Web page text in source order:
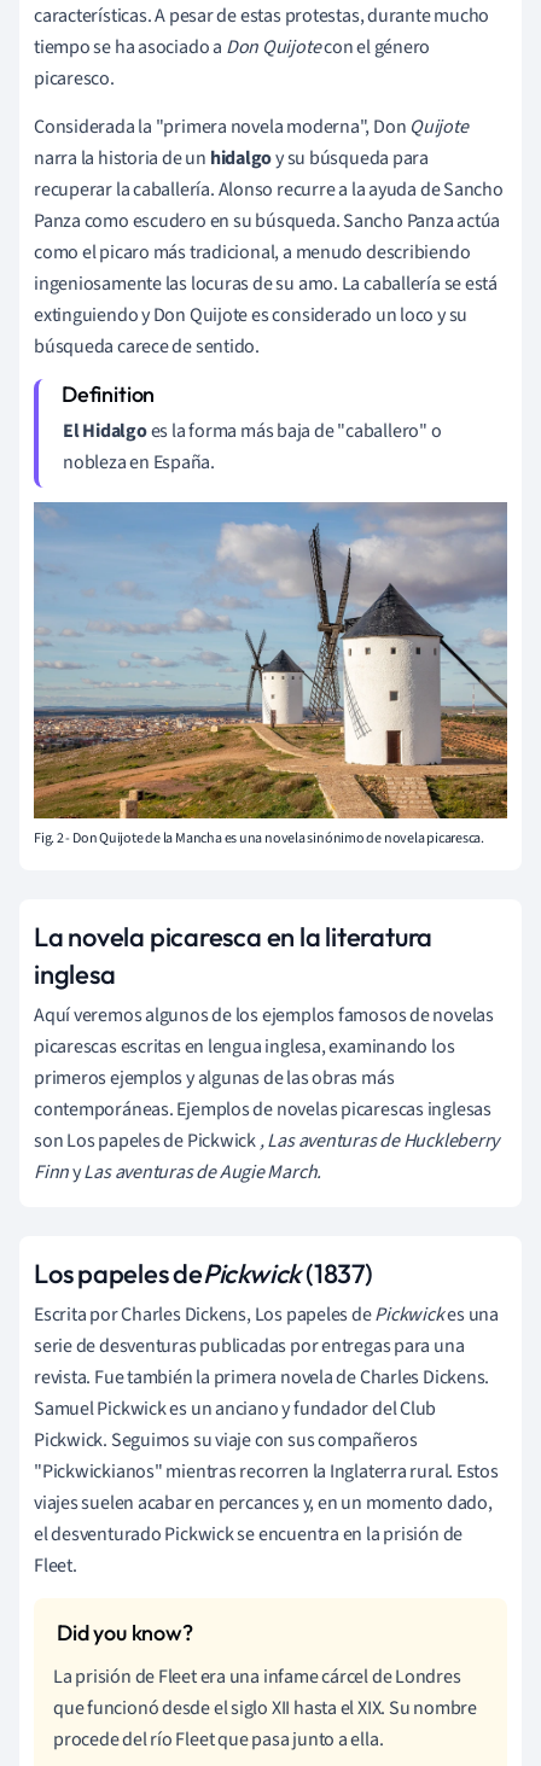
características. A pesar de estas protestas, durante mucho
tiempo se ha asociado a Don Quijotecon el género
picaresco.
Considerada la "primera novela moderna", Don Quijote
narra la historia de un hidalgoy su búsqueda para
recuperar la caballería.Alonso recurre a la ayuda de Sancho
Panza como escudero en su búsqueda. Sancho Panza actúa
como el picaro más tradicional, a menudo describiendo
ingeniosamente las locuras de su amo. La caballería se está
extinguiendo y Don Quijote es considerado un loco y su
búsqueda carece de sentido.
El Hidalgoes la forma más baja de "caballero" o
nobleza en España.
Fig. 2 - Don Quijote de la Mancha es una novela sinónimo de novela picaresca.
La novela picaresca en la literatura
inglesa
Aquí veremos algunos de los ejemplos famosos de novelas
picarescas escritas en lengua inglesa, examinando los
primeros ejemplos y algunas de las obras más
contemporáneas. Ejemplos de novelas picarescas inglesas
son Los papeles de Pickwick, Las aventuras de Huckleberry
FinnyLas aventuras de Augie March.
Los papeles dePickwick(1837)
Escrita por Charles Dickens, Los papeles dePickwickes una
serie de desventuras publicadas por entregas para una
revista. Fue también la primera novela de Charles Dickens.
Samuel Pickwick es un anciano y fundador del Club
Pickwick. Seguimos su viaje con sus compañeros
"Pickwickianos" mientras recorren la Inglaterra rural. Estos
viajes suelen acabar en percances y, en un momento dado,
el desventurado Pickwick se encuentra en la prisión de
Fleet.
La prisión de Fleet era una infame cárcel de Londres
que funcionó desde el siglo XII hasta el XIX. Su nombre
procede del río Fleet que pasa junto a ella.